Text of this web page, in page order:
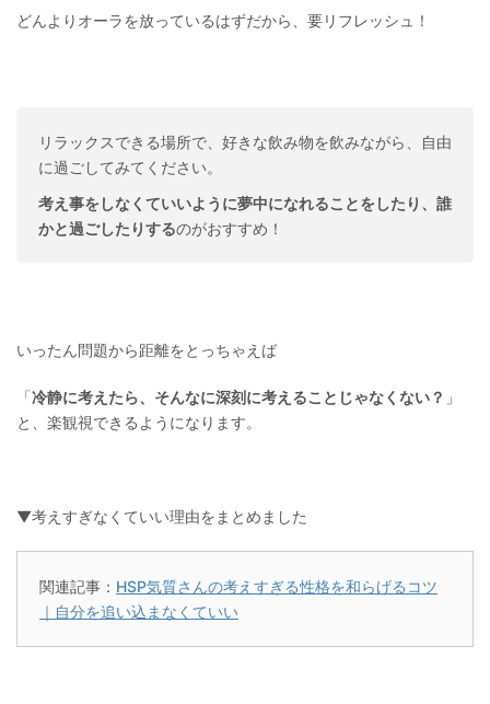
どんよりオーラを放っているはずだから、要リフレッシュ！
リラックスできる場所で、好きな飲み物を飲みながら、自由
に過ごしてみてください。
考え事をしなくていいように夢中になれることをしたり、誰
かと過ごしたりするのがおすすめ！
いったん問題から距離をとっちゃえば
「冷静に考えたら、そんなに深刻に考えることじゃなくない？ 」
と、楽観視できるようになります。
▼考えすぎなくていい理由をまとめました
関連記事： HSP気質さんの考えすぎる性格を和らげるコツ
｜自分を追い込まなくていい